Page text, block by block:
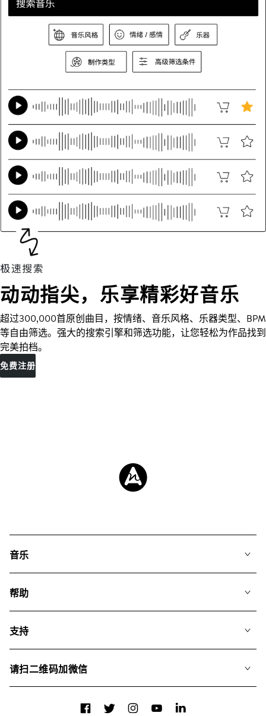
动动指尖，乐享精彩好音乐
超过300,000首原创曲目，按情绪、音乐风格、乐器类型、BPM
等自由筛选。强大的搜索引擎和筛选功能，让您轻松为作品找到
完美拍档。
免费注册
音乐
搜索
专辑
帮助
我们如何运用AI
支持
关于我们
请扫二维码加微信
FacebookTwitterInstagramYouTubeLinkedIn